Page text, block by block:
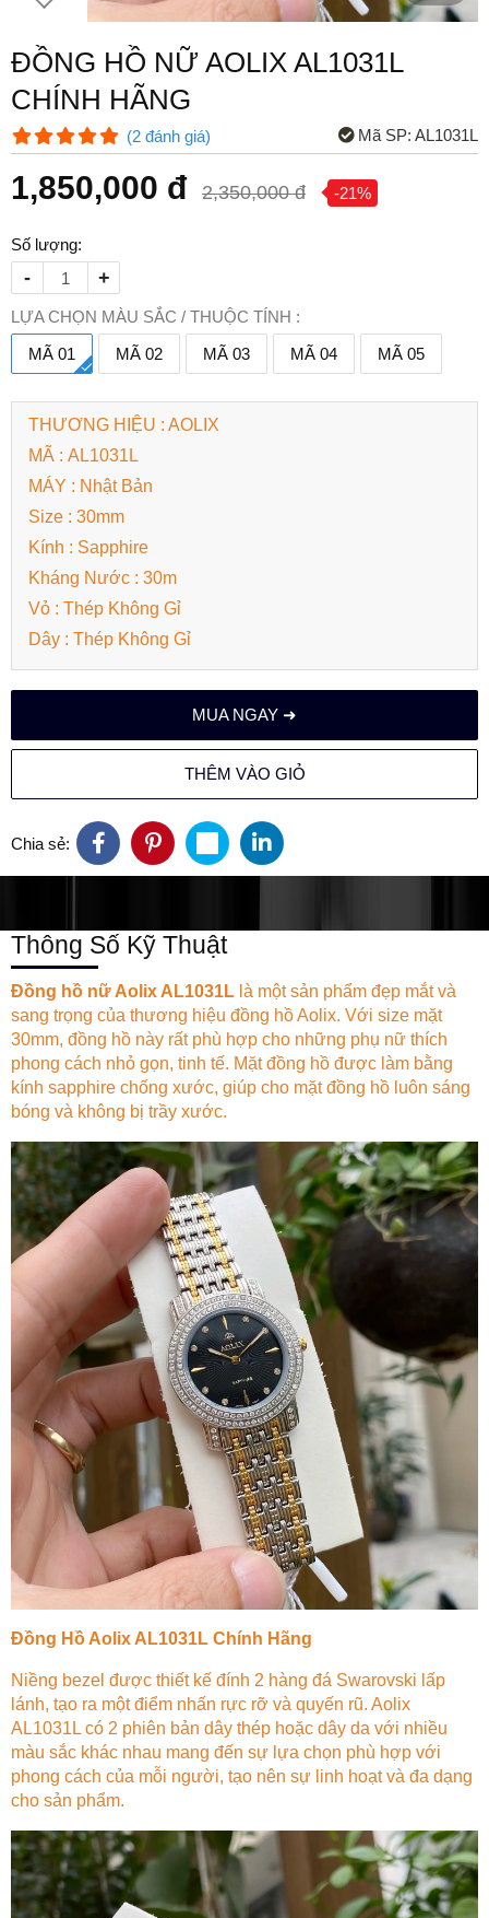
ĐỒNG HỒ NỮ AOLIX AL1031L
CHÍNH HÃNG
(2 đánh giá) Mã SP: AL1031L
1,850,000 đ 2,350,000 đ -21%
Số lượng:
- +
LỰA CHỌN MÀU SẮC / THUỘC TÍNH :
MÃ 01
MÃ 02 MÃ 03 MÃ 04 MÃ 05
THƯƠNG HIỆU : AOLIX
MÃ : AL1031L
MÁY : Nhật Bản
Size : 30mm
Kính : Sapphire
Kháng Nước : 30m
Vỏ : Thép Không Gỉ
Dây : Thép Không Gỉ
MUA NGAY ➜
THÊM VÀO GIỎ
Chia sẻ:
Thông Số Kỹ Thuật
Đồng hồ nữ Aolix AL1031L là một sản phẩm đẹp mắt và
sang trọng của thương hiệu đồng hồ Aolix. Với size mặt
30mm, đồng hồ này rất phù hợp cho những phụ nữ thích
phong cách nhỏ gọn, tinh tế. Mặt đồng hồ được làm bằng
kính sapphire chống xước, giúp cho mặt đồng hồ luôn sáng
bóng và không bị trầy xước.
Đồng Hồ Aolix AL1031L Chính Hãng
Niềng bezel được thiết kế đính 2 hàng đá Swarovski lấp
lánh, tạo ra một điểm nhấn rực rỡ và quyến rũ. Aolix
AL1031L có 2 phiên bản dây thép hoặc dây da với nhiều
màu sắc khác nhau mang đến sự lựa chọn phù hợp với
phong cách của mỗi người, tạo nên sự linh hoạt và đa dạng
cho sản phẩm.